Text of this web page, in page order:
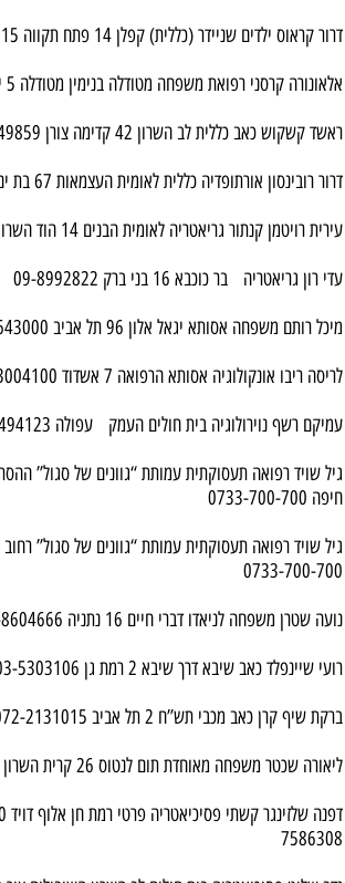
דרור קראוס ילדים שניידר (כללית) קפלן 14 פתח תקווה 03-9253615
אלאונורה קרסני רפואת משפחה מטודלה בנימין מטודלה 5 ירושלים 02-5398555
ראשד קשקוש כאב כללית לב השרון 42 קדימה צורן 09-8949859
דרור רובינסון אורתופדיה כללית לאומית העצמאות 67 בת ים 03-5193018
עירית רויטמן קנתור גריאטריה לאומית הבנים 14 הוד השרון 09-7621500
עדי רון גריאטריה בר כוכבא 16 בני ברק 09-8992822
מיכל רותם משפחה אסותא יגאל אלון 96 תל אביב 03-7643000
לריסה ריבו אונקולוגיה אסותא הרפואה 7 אשדוד 08-3004100
עמיקם רשף נוירולוגיה בית חולים העמק עפולה 04-6494123
חיפה 0733-700-700
0733-700-700
נועה שטרן משפחה לניאדו דברי חיים 16 נתניה 09-8604666
רועי שיינפלד כאב שיבא דרך שיבא 2 רמת גן 03-5303106
ברקת שיף קרן כאב מכבי תש”ח 2 תל אביב 072-2131015
ליאורה שכטר משפחה מאוחדת תום לנטוס 26 קרית השרון נתניה 09-8660800
7586308